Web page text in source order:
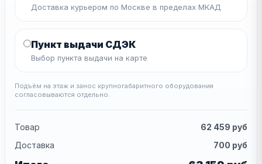
Доставка курьером по Москве в пределах МКАД
Пункт выдачи СДЭК
Выбор пункта выдачи на карте
Подъём на этаж и занос крупногабаритного оборудования
согласовываются отдельно.
Товар 62 459 руб
Доставка
700 руб